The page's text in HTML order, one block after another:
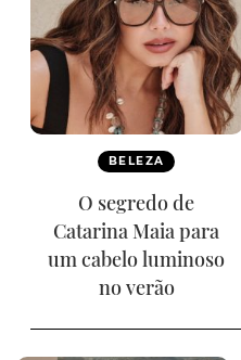
BELEZA
O segredo de
Catarina Maia para
um cabelo luminoso
no verão